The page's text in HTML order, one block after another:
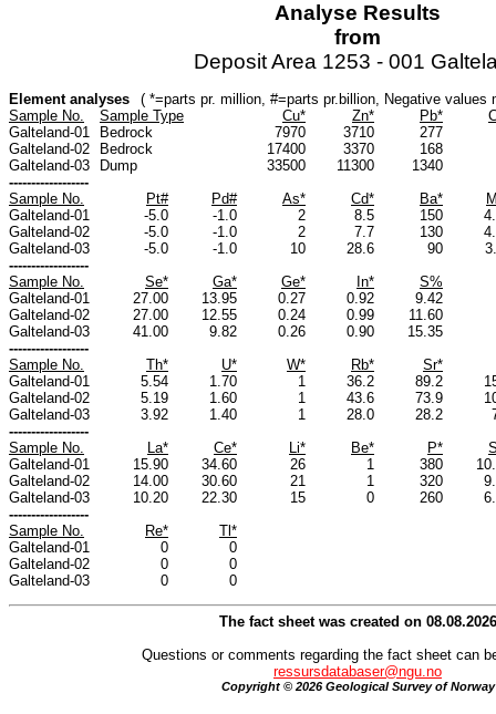
Analyse Results
from
Deposit Area 1253 - 001
Element analyses
( *=parts pr. million, #=parts pr.billion, Negative values
Sample No.
Sample Type Cu* Zn* Pb*
Galteland-01
Bedrock 7970 3710
277
Galteland-02
Bedrock 17400 3370
168
Galteland-03
Dump 33500 11300
1340
------------------
Sample No.
Pt# Pd# As* Cd* Ba*
Galteland-01
-5.0 -1.0 2 8.5 150
Galteland-02
-5.0 -1.0 2 7.7 130
Galteland-03
-5.0 -1.0 10 28.6 90
------------------
Sample No.
Se* Ga* Ge* In*
S%
Galteland-01
27.00 13.95 0.27 0.92
9.42
Galteland-02
27.00 12.55 0.24 0.99
11.60
Galteland-03
41.00 9.82 0.26 0.90
15.35
------------------
Sample No.
Th* U* W* Rb*
Sr*
Galteland-01
5.54 1.70 1 36.2 89.2
Galteland-02
5.19 1.60 1 43.6 73.9
Galteland-03
3.92 1.40 1 28.0 28.2
------------------
Sample No.
La* Ce* Li* Be* P*
Galteland-01
15.90 34.60 26 1 380
Galteland-02
14.00 30.60 21 1 320
Galteland-03
10.20 22.30 15 0 260
------------------
Sample No.
Re*
Tl*
Galteland-01
0
0
Galteland-02
0
0
Galteland-03
0 0
The fact sheet was created on 08.08.2026
Questions or comments regarding the fact sheet can
ressursdatabaser@ngu.no
Copyright © 2026 Geological Survey of Norway